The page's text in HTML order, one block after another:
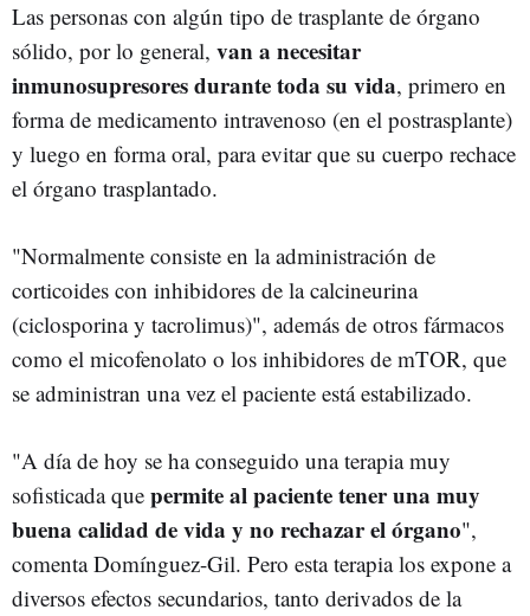
Las personas con algún tipo de trasplante de órgano
sólido, por lo general, van a necesitar
inmunosupresores durante toda su vida, primero en
forma de medicamento intravenoso (en el postrasplante)
y luego en forma oral, para evitar que su cuerpo rechace
el órgano trasplantado.
"Normalmente consiste en la administración de
corticoides con inhibidores de la calcineurina
(ciclosporina y tacrolimus)", además de otros fármacos
como el micofenolato o los inhibidores de mTOR, que
se administran una vez el paciente está estabilizado.
"A día de hoy se ha conseguido una terapia muy
sofisticada que permite al paciente tener una muy
buena calidad de vida y no rechazar el órgano",
comenta Domínguez-Gil. Pero esta terapia los expone a
diversos efectos secundarios, tanto derivados de la